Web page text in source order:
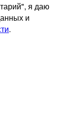
я даю
и
.